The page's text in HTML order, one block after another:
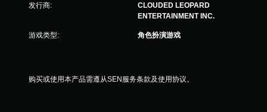
发行商:
CLOUDED LEOPARD
ENTERTAINMENT INC.
游戏类型: 角色扮演游戏
购买或使用本产品需遵从SEN服务条款及使用协议。